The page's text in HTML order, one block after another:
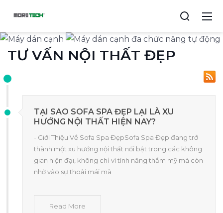
TƯ VẤN NỘI THẤT ĐẸP
TẠI SAO SOFA SPA ĐẸP LẠI LÀ XU
HƯỚNG NỘI THẤT HIỆN NAY?
- Giới Thiệu Về Sofa Spa ĐẹpSofa Spa Đẹp đang trở
thành một xu hướng nội thất nổi bật trong các không
gian hiện đại, không chỉ vì tính năng thẩm mỹ mà còn
nhờ vào sự thoải mái mà
Read More